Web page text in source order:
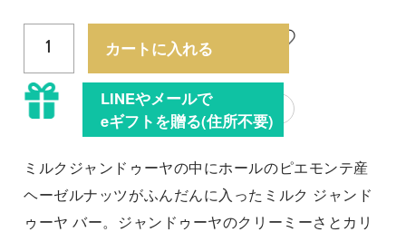
1 カートに入れる
LINEやメールで
eギフトを贈る(住所不要)
ミルクジャンドゥーヤの中にホールのピエモンテ産
ヘーゼルナッツがふんだんに入ったミルク ジャンド
ゥーヤ バー。ジャンドゥーヤのクリーミーさとカリ